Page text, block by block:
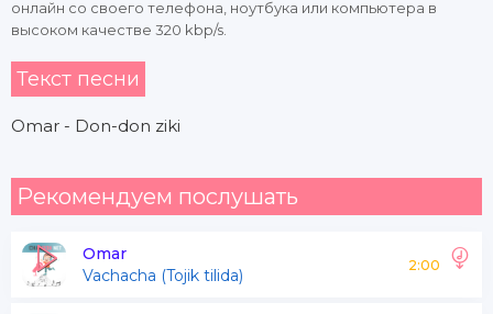
онлайн со своего телефона, ноутбука или компьютера в
высоком качестве 320 kbp/s.
Текст песни
Omar - Don-don ziki
Рекомендуем послушать
Omar
Vachacha (Tojik tilida)
2:00